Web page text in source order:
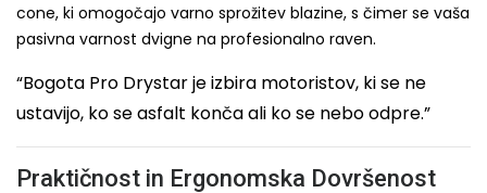
cone, ki omogočajo varno sprožitev blazine, s čimer se vaša
pasivna varnost dvigne na profesionalno raven.
“Bogota Pro Drystar je izbira motoristov, ki se ne
ustavijo, ko se asfalt konča ali ko se nebo odpre.”
Praktičnost in Ergonomska Dovršenost